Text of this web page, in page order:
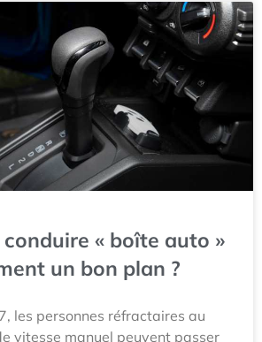
« boîte auto »
un bon plan ?
les personnes réfractaires au
vitesse manuel peuvent passer